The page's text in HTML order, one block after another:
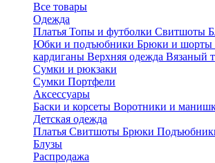
Все товары
Одежда
Платья Топы и футболки Свитшоты
Юбки и подъюбники Брюки и шорты
кардиганы Верхняя одежда Вязаный
Сумки и рюкзаки
Сумки Портфели
Аксессуары
Баски и корсеты Воротники и
Детская одежда
Платья Свитшоты Брюки
Блузы
Распродажа